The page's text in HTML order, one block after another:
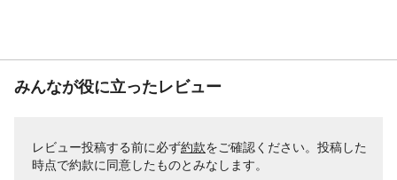
みんなが役に立ったレビュー
レビュー投稿する前に必ず約款をご確認ください。投稿した
時点で約款に同意したものとみなします。